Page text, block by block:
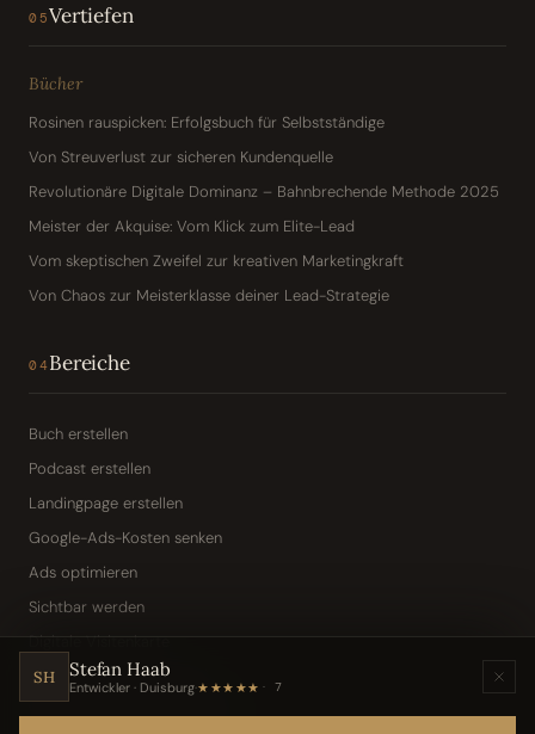
05Vertiefen
Bücher
Rosinen rauspicken: Erfolgsbuch für Selbstständige
Von Streuverlust zur sicheren Kundenquelle
Revolutionäre Digitale Dominanz – Bahnbrechende Methode 2025
Meister der Akquise: Vom Klick zum Elite-Lead
Vom skeptischen Zweifel zur kreativen Marketingkraft
Von Chaos zur Meisterklasse deiner Lead-Strategie
04Bereiche
Buch erstellen
Podcast erstellen
Landingpage erstellen
Google-Ads-Kosten senken
Ads optimieren
Sichtbar werden
Digitale Visitenkarte
KI-Assistent (Toni · Jarvis)
SH Stefan Haab
Entwickler · Duisburg·★★★★★ 7